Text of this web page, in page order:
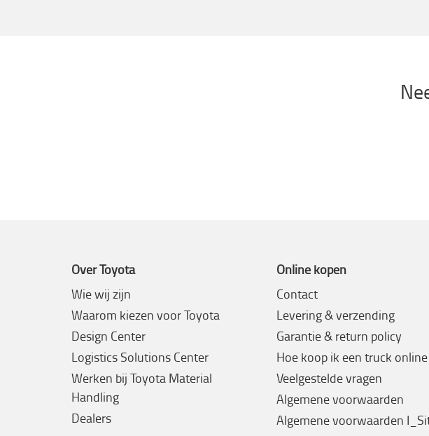
Over Toyota
Wie wij zijn
Waarom kiezen voor Toyota
Design Center
Logistics Solutions Center
Werken bij Toyota Material
Handling
Dealers
Online kopen
Contact
Levering & verzending
Garantie & return policy
Hoe koop ik een truck online
Veelgestelde vragen
Algemene voorwaarden
Algemene voorwaarden